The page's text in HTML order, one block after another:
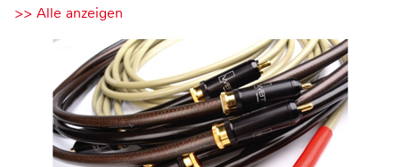
>> Alle anzeigen